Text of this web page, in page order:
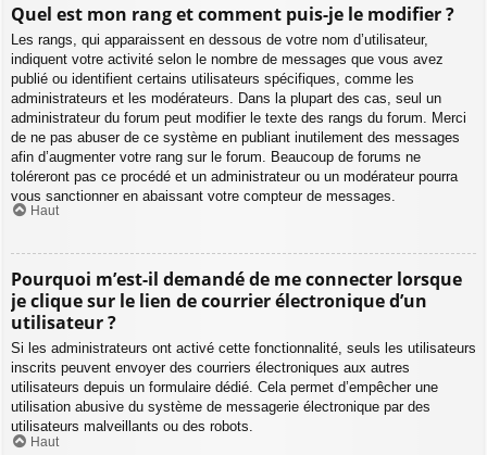
Quel est mon rang et comment puis-je le modifier ?
Les rangs, qui apparaissent en dessous de votre nom d’utilisateur,
indiquent votre activité selon le nombre de messages que vous avez
publié ou identifient certains utilisateurs spécifiques, comme les
administrateurs et les modérateurs. Dans la plupart des cas, seul un
administrateur du forum peut modifier le texte des rangs du forum. Merci
de ne pas abuser de ce système en publiant inutilement des messages
afin d’augmenter votre rang sur le forum. Beaucoup de forums ne
toléreront pas ce procédé et un administrateur ou un modérateur pourra
vous sanctionner en abaissant votre compteur de messages.
Haut
Pourquoi m’est-il demandé de me connecter lorsque
je clique sur le lien de courrier électronique d’un
utilisateur ?
Si les administrateurs ont activé cette fonctionnalité, seuls les utilisateurs
inscrits peuvent envoyer des courriers électroniques aux autres
utilisateurs depuis un formulaire dédié. Cela permet d’empêcher une
utilisation abusive du système de messagerie électronique par des
utilisateurs malveillants ou des robots.
Haut